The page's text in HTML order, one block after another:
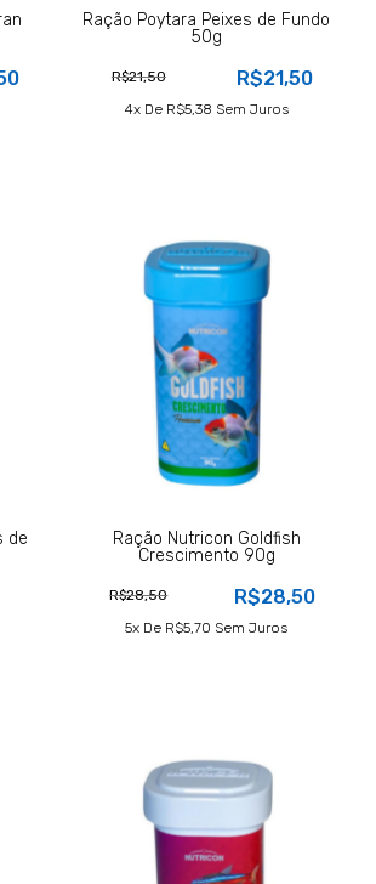
Ração Poytara Peixes de Fundo
50g
R$21,50 R$21,50
4X De R$5,38 Sem Juros
de
Ração Nutricon Goldfish
Crescimento 90g
R$28,50 R$28,50
5X De R$5,70 Sem Juros